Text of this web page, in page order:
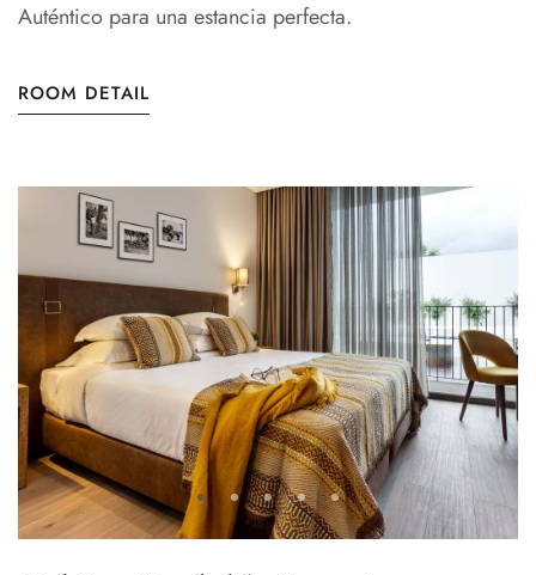
Auténtico para una estancia perfecta.
ROOM DETAIL